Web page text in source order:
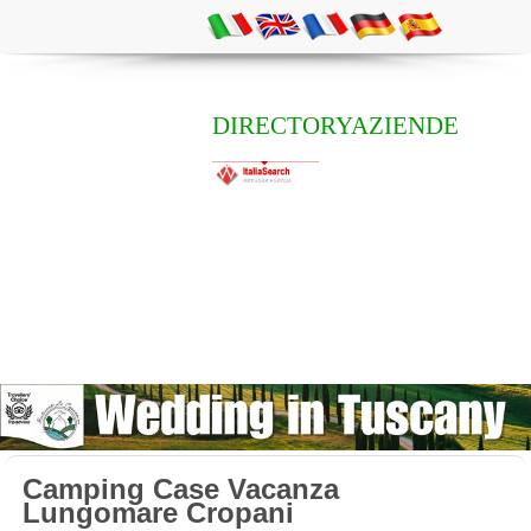
DIRECTORYAZIENDE
Camping Case Vacanza
Lungomare Cropani